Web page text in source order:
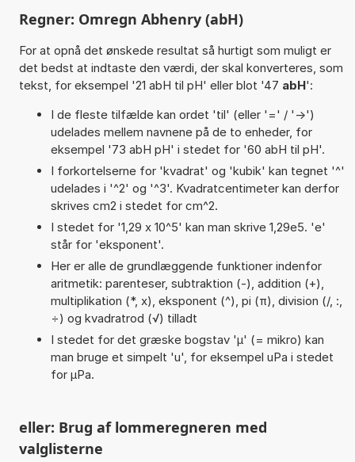
Regner: Omregn Abhenry (abH)
For at opnå det ønskede resultat så hurtigt som muligt er
det bedst at indtaste den værdi, der skal konverteres, som
tekst, for eksempel '21 abH til pH' eller blot '47 abH':
I de fleste tilfælde kan ordet 'til' (eller '=' / '->')
udelades mellem navnene på de to enheder, for
eksempel '73 abH pH' i stedet for '60 abH til pH'.
I forkortelserne for 'kvadrat' og 'kubik' kan tegnet '^'
udelades i '^2' og '^3'. Kvadratcentimeter kan derfor
skrives cm2 i stedet for cm^2.
I stedet for '1,29 x 10^5' kan man skrive 1,29e5. 'e'
står for 'eksponent'.
Her er alle de grundlæggende funktioner indenfor
aritmetik: parenteser, subtraktion (-), addition (+),
multiplikation (*, x), eksponent (^), pi (π), division (/, :,
÷) og kvadratrod (√) tilladt
I stedet for det græske bogstav 'µ' (= mikro) kan
man bruge et simpelt 'u', for eksempel uPa i stedet
for µPa.
eller: Brug af lommeregneren med
valglisterne